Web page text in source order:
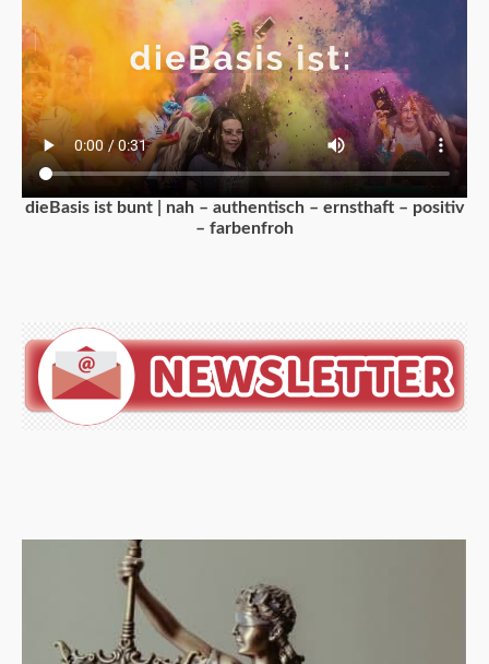
dieBasis ist bunt | nah – authentisch – ernsthaft – positiv
– farbenfroh